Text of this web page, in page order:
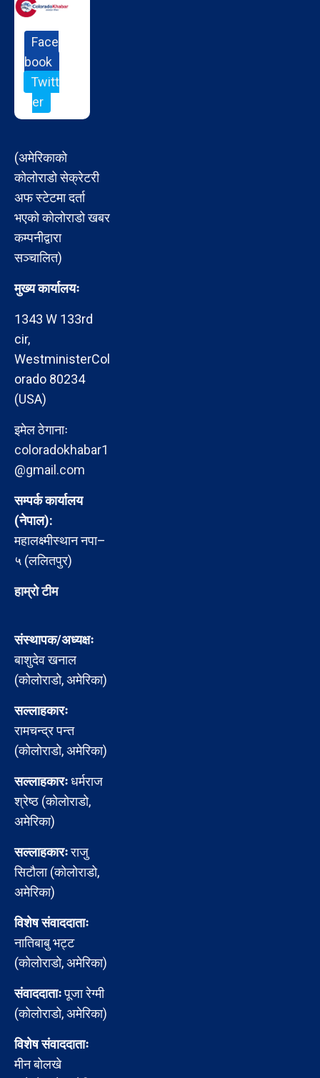
Face
book
Twitt
er
(अमेरिकाको
कोलोराडो सेक्रेटरी
अफ स्टेटमा दर्ता
भएको कोलोराडो खबर
कम्पनीद्वारा
सञ्चालित)
मुख्य कार्यालयः
1343 W 133rd
cir,
WestministerCol
orado 80234
(USA)
इमेल ठेगानाः
coloradokhabar1
@gmail.com
सम्पर्क कार्यालय
(नेपाल):
महालक्ष्मीस्थान नपा–
५ (ललितपुर)
हाम्रो टीम
संस्थापक/अध्यक्षः
बाशुदेव खनाल
(कोलोराडो, अमेरिका)
सल्लाहकारः
रामचन्द्र पन्त
(कोलोराडो, अमेरिका)
सल्लाहकारःधर्मराज
श्रेष्ठ (कोलोराडो,
अमेरिका)
सल्लाहकारःराजु
सिटौला (कोलोराडो,
अमेरिका)
विशेष संवाददाताः
नातिबाबु भट्ट
(कोलोराडो, अमेरिका)
संवाददाताःपूजा रेग्मी
(कोलोराडो, अमेरिका)
विशेष संवाददाताः
मीन बोलखे